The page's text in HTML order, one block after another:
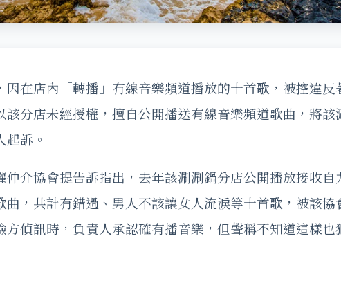
因在店內「轉播」有線音樂頻道播放的十首歌，被控違反
該分店未經授權，擅自公開播送有線音樂頻道歌曲，將該
訴。
仲介協會提告訴指出，去年該涮涮鍋分店公開播放接收自
曲，共計有錯過、男人不該讓女人流淚等十首歌，被該協
方偵訊時，負責人承認確有播音樂，但聲稱不知道這樣也